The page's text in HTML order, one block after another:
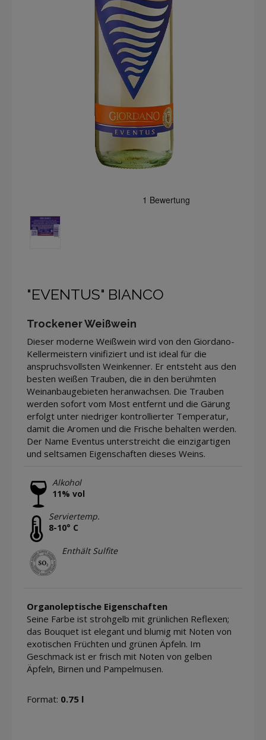
"EVENTUS" BIANCO
Trockener Weißwein
Dieser moderne Weißwein wird von den Giordano-
Kellermeistern vinifiziert und ist ideal für die
anspruchsvollsten Weinkenner. Er entsteht aus den
besten weißen Trauben, die in den berühmten
Weinanbaugebieten heranwachsen. Die Trauben
werden sofort vom Most entfernt und die Gärung
erfolgt unter niedriger kontrollierter Temperatur,
damit die Aromen und die Frische behalten werden.
Der Name Eventus unterstreicht die einzigartigen
und seltsamen Eigenschaften dieses Weins.
Alkohol
11% vol
Serviertemp.
8-10° C
Enthält Sulfite
Organoleptische Eigenschaften
Seine Farbe ist strohgelb mit grünlichen Reflexen;
das Bouquet ist elegant und blumig mit Noten von
exotischen Früchten und grünen Äpfeln. Im
Geschmack ist er frisch mit Noten von gelben
Äpfeln, Birnen und Pampelmusen.
Format: 0.75 l